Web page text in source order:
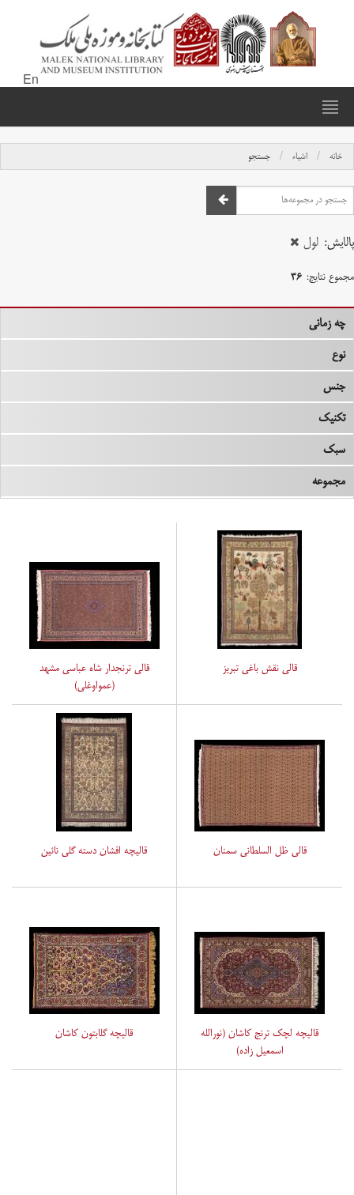
En
خانه اشیاء جستجو
پالایش: لول
مجموع نتایج:۳۶
چه زمانی
نوع
جنس
تکنیک
سبک
مجموعه
قالی نقش باغی تبریز
قالی ترنجدار شاه عباسی مشهد
(عمواوغلی)
قالی ظل السلطانی سمنان قالیچه افشان دسته گلی نائین
قالیچه لچک ترنج کاشان (نورالله
اسمعیل زاده)
قالیچه گلابتون کاشان